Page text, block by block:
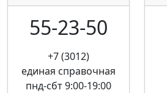
55-23-50
+7 (3012)
единая справочная
пнд-сбт 9:00-19:00